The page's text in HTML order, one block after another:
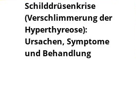
Schilddrüsenkrise
(Verschlimmerung der
Hyperthyreose):
Ursachen, Symptome
und Behandlung